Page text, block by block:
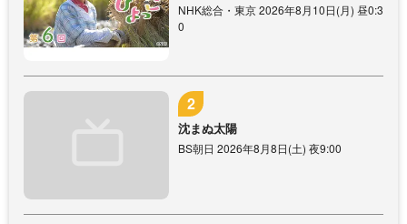
NHK総合・東京 2026年8月10日(月) 昼0:3
0
沈まぬ太陽
BS朝日 2026年8月8日(土) 夜9:00